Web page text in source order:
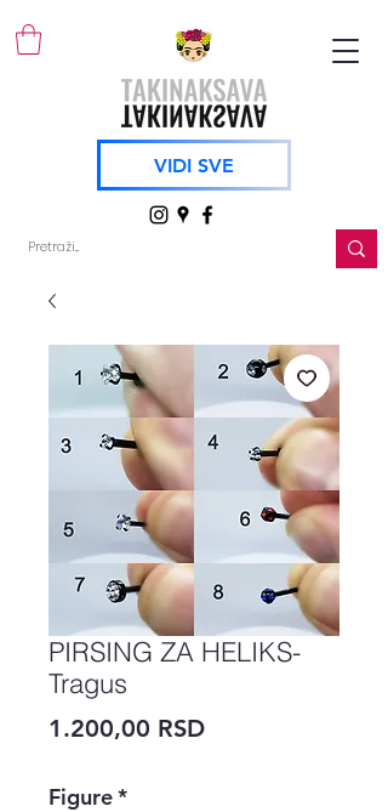
VIDI SVE
PIRSING ZA HELIKS-
Tragus
1.200,00 RSDPrice
Figure*